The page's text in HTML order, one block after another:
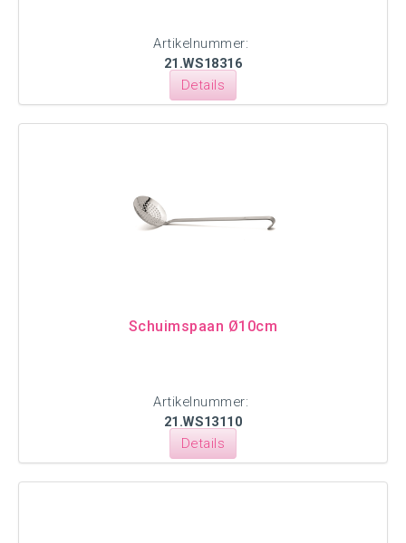
Artikelnummer:
21.WS18316
Details
Schuimspaan Ø10cm
Artikelnummer:
21.WS13110
Details